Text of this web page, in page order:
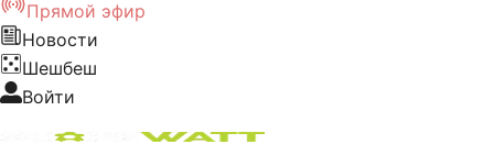
Прямой эфир
Новости
Шешбеш
Войти